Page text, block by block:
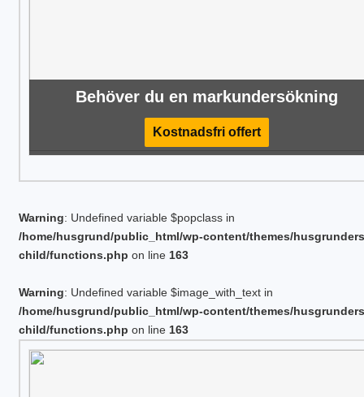
Behöver du en markundersökning
Kostnadsfri offert
Warning: Undefined variable $popclass in
/home/husgrund/public_html/wp-content/themes/
child/functions.php on line 163
Warning: Undefined variable $image_with_text in
/home/husgrund/public_html/wp-content/themes/
child/functions.php on line 163